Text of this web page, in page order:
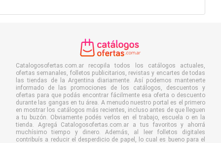
Catalogosofertas.com.ar recopila todos los catálogos actuales,
ofertas semanales, folletos publicitarios, revistas y encartes de todas
las tiendas de la Argentina diariamente. Así podemos mantenerte
informado de las promociones de los catálogos, descuentos y
ofertas para que podás encontrar fácilmente esa oferta o descuento
durante las gangas en tu área. A menudo nuestro portal es el primero
en mostrar los catálogos más recientes, incluso antes de que lleguen
a tu buzón. Obviamente podés verlos en el trabajo, escuela o en la
tienda. Agregá Catalogosofertas.com.ar a tus favoritos y ahorrá
muchísimo tiempo y dinero. Además, al leer folletos digitales
contribuís a reducir el desperdicio de papel, lo cual es bueno para el